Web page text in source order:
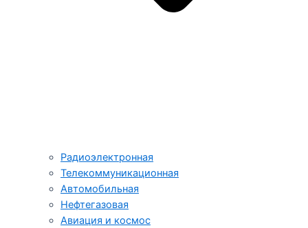
Радиоэлектронная
Телекоммуникационная
Автомобильная
Нефтегазовая
Авиация и космос